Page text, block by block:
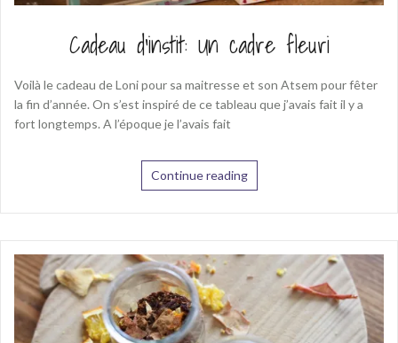
Cadeau d’instit: Un cadre fleuri
Voilà le cadeau de Loni pour sa maitresse et son Atsem pour fêter
la fin d’année. On s’est inspiré de ce tableau que j’avais fait il y a
fort longtemps. A l’époque je l’avais fait
Continue reading